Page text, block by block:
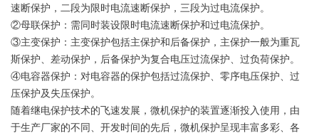
速断保护，二段为限时电流速断保护，三段为过电流保护。
②母联保护：需同时装设限时电流速断保护和过电流保护。
③主变保护：主变保护包括主保护和后备保护，主保护一般为重瓦
斯保护、差动保护，后备保护为复合电压过流保护、过负荷保护。
④电容器保护：对电容器的保护包括过流保护、零序电压保护、过
压保护及失压保护。
随着继电保护技术的飞速发展，微机保护的装置逐渐投入使用，由
于生产厂家的不同、开发时间的先后，微机保护呈现丰富多彩、各